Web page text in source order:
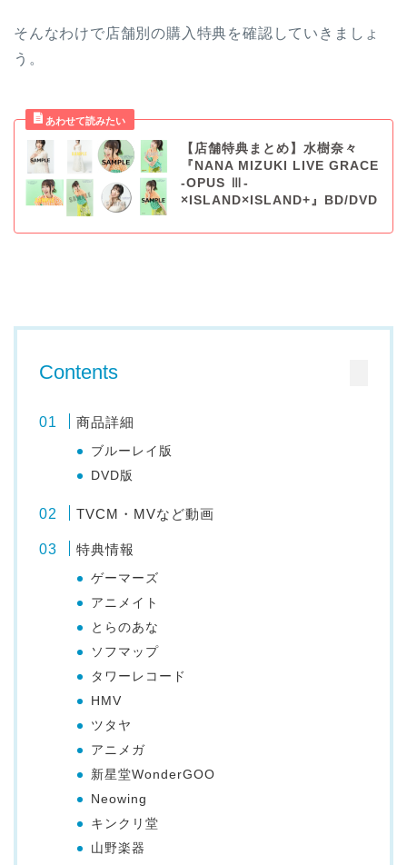
そんなわけで店舗別の購入特典を確認していきましょ
う。
【店舗特典まとめ】水樹奈々
『NANA MIZUKI LIVE GRACE
-OPUS Ⅲ-
×ISLAND×ISLAND+』BD/DVD
Contents
商品詳細
ブルーレイ版
DVD版
TVCM・MVなど動画
特典情報
ゲーマーズ
アニメイト
とらのあな
ソフマップ
タワーレコード
HMV
ツタヤ
アニメガ
新星堂WonderGOO
Neowing
キンクリ堂
山野楽器